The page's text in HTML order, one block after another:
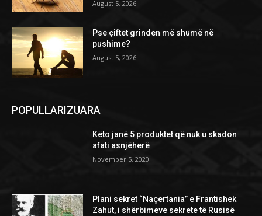
August 5, 2026
Pse çiftet grinden më shumë në
pushime?
August 5, 2026
POPULLARIZUARA
Këto janë 5 produktet që nuk u skadon
afati asnjëherë
November 5, 2020
Plani sekret “Naçertania” e Frantishek
Zahut, i shërbimeve sekrete të Rusisë